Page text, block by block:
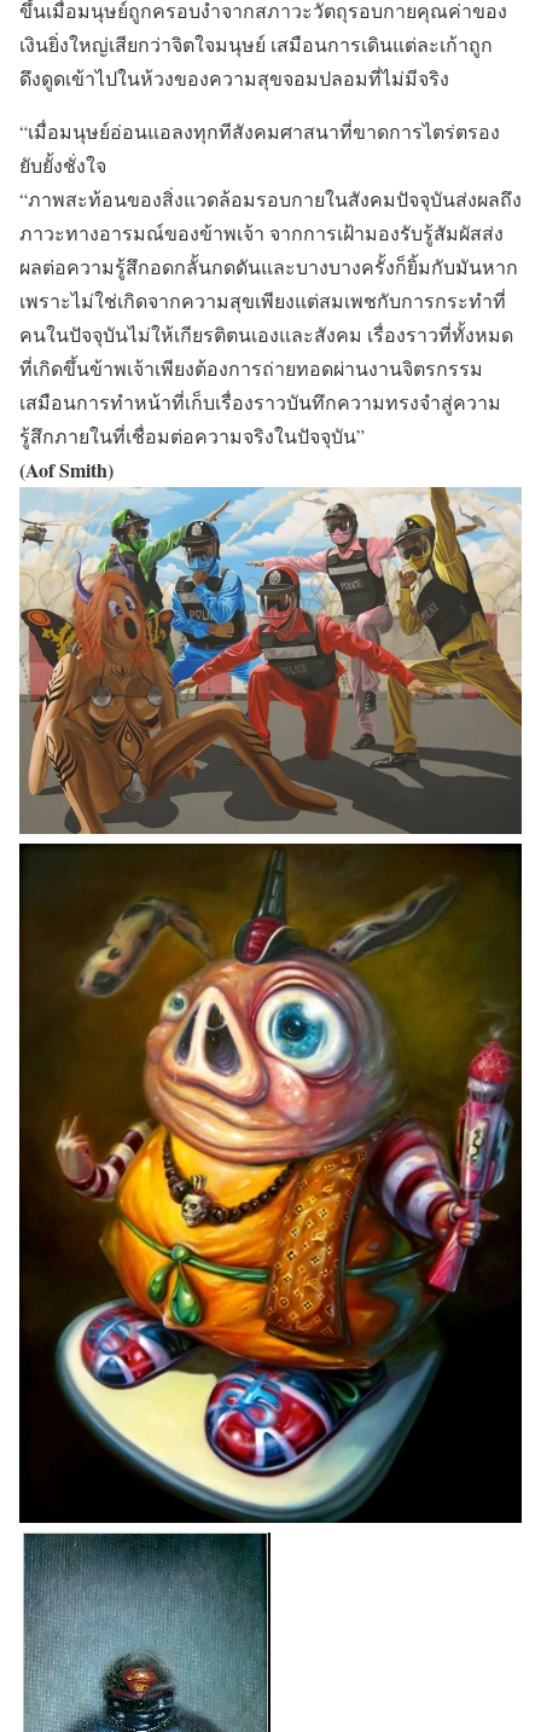
ขึ้นเมื่อมนุษย์ถูกครอบงำจากสภาวะวัตถุรอบกายคุณค่าของ
เงินยิ่งใหญ่เสียกว่าจิตใจมนุษย์ เสมือนการเดินแต่ละเก้าถูก
ดึงดูดเข้าไปในห้วงของความสุขจอมปลอมที่ไม่มีจริง
“เมื่อมนุษย์อ่อนแอลงทุกทีสังคมศาสนาที่ขาดการไตร่ตรอง
ยับยั้งชั่งใจ
“ภาพสะท้อนของสิ่งแวดล้อมรอบกายในสังคมปัจจุบันส่งผลถึง
ภาวะทางอารมณ์ของข้าพเจ้า จากการเฝ้ามองรับรู้สัมผัสส่ง
ผลต่อความรู้สึกอดกลั้นกดดันและบางบางครั้งก็ยิ้มกับมันหาก
เพราะไม่ใช่เกิดจากความสุขเพียงแต่สมเพชกับการกระทำที่
คนในปัจจุบันไม่ให้เกียรติตนเองและสังคม เรื่องราวที่ทั้งหมด
ที่เกิดขึ้นข้าพเจ้าเพียงต้องการถ่ายทอดผ่านงานจิตรกรรม
เสมือนการทำหน้าที่เก็บเรื่องราวบันทึกความทรงจำสู่ความ
รู้สึกภายในที่เชื่อมต่อความจริงในปัจจุบัน”
(Aof Smith)